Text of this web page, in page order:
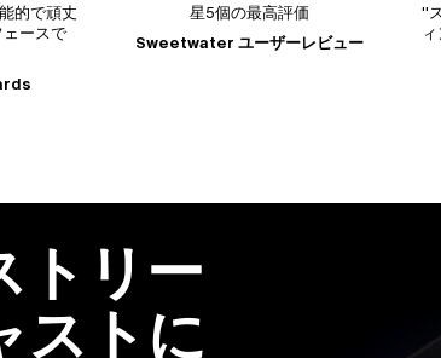
星5個の最高評価
Sweetwater ユーザーレビュー
"ストリーミン
ィングのための
トリー
ストに